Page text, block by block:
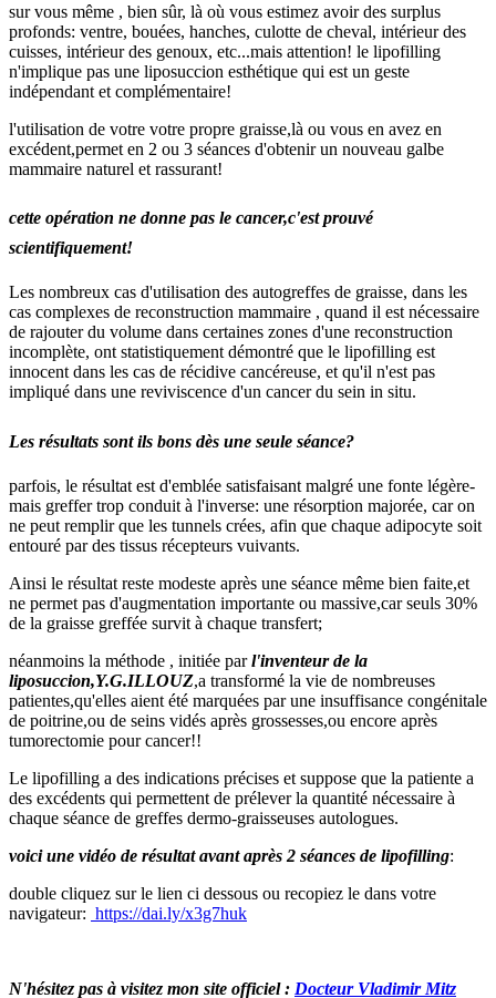
sur vous même , bien sûr, là où vous estimez avoir des surplus
profonds: ventre, bouées, hanches, culotte de cheval, intérieur des
cuisses, intérieur des genoux, etc...mais attention! le lipofilling
n'implique pas une liposuccion esthétique qui est un geste
indépendant et complémentaire!
l'utilisation de votre votre propre graisse,là ou vous en avez en
excédent,permet en 2 ou 3 séances d'obtenir un nouveau galbe
mammaire naturel et rassurant!
cette opération ne donne pas le cancer,c'est prouvé
scientifiquement!
Les nombreux cas d'utilisation des autogreffes de graisse, dans les
cas complexes de reconstruction mammaire , quand il est nécessaire
de rajouter du volume dans certaines zones d'une reconstruction
incomplète, ont statistiquement démontré que le lipofilling est
innocent dans les cas de récidive cancéreuse, et qu'il n'est pas
impliqué dans une reviviscence d'un cancer du sein in situ.
Les résultats sont ils bons dès une seule séance?
parfois, le résultat est d'emblée satisfaisant malgré une fonte légère-
mais greffer trop conduit à l'inverse: une résorption majorée, car on
ne peut remplir que les tunnels crées, afin que chaque adipocyte soit
entouré par des tissus récepteurs vuivants.
Ainsi le résultat reste modeste après une séance même bien faite,et
ne permet pas d'augmentation importante ou massive,car seuls 30%
de la graisse greffée survit à chaque transfert;
néanmoins la méthode , initiée parl'inventeur de la
liposuccion,Y.G.ILLOUZ,a transformé la vie de nombreuses
patientes,qu'elles aient été marquées par une insuffisance congénitale
de poitrine,ou de seins vidés après grossesses,ou encore après
tumorectomie pour cancer!!
Le lipofilling a des indications précises et suppose que la patiente a
des excédents qui permettent de prélever la quantité nécessaire à
chaque séance de greffes dermo-graisseuses autologues.
voici une vidéo de résultat avant après 2 séances de lipofilling:
double cliquez sur le lien ci dessous ou recopiez le dans votre
navigateur: https://dai.ly/x3g7huk
N'hésitez pas à visitez mon site officiel : Docteur Vladimir Mitz